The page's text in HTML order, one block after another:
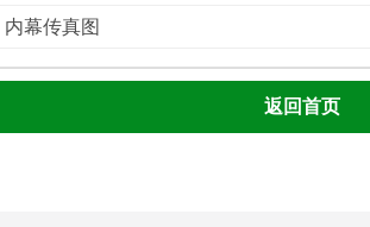
内幕传真图
返回首页